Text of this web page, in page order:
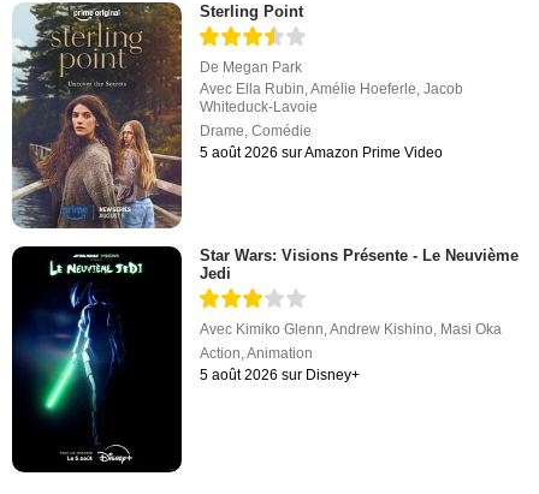
Sterling Point
De Megan Park
Avec Ella Rubin ,Amélie Hoeferle ,Jacob
Whiteduck-Lavoie
Drame ,Comédie
5 août 2026 sur Amazon Prime Video
Star Wars: Visions Présente - Le Neuvième
Jedi
Avec Kimiko Glenn,Andrew Kishino, Masi Oka
Action,Animation
5 août 2026 sur Disney+